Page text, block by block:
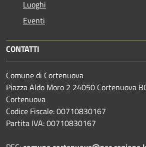
Luoghi
Eventi
CONTATTI
Comune di Cortenuova
Piazza Aldo Moro 2 24050 Cortenuova
Cortenuova
Codice Fiscale: 00710830167
Partita IVA: 00710830167